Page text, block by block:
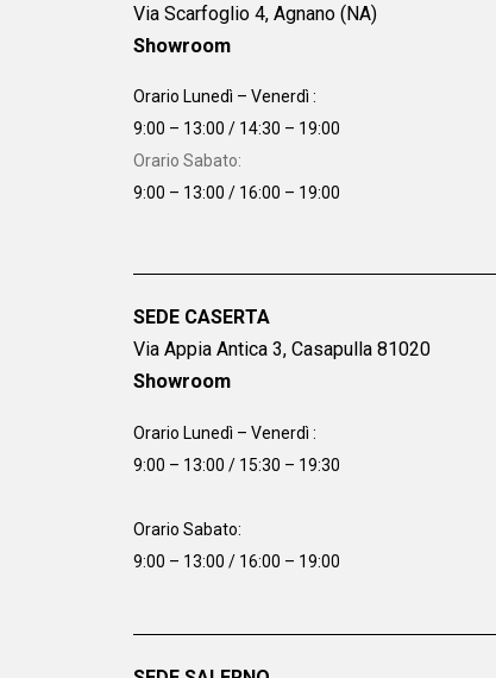
Via Scarfoglio 4, Agnano (NA)
Showroom
Orario Lunedì – Venerdì :
9:00 – 13:00 / 14:30 – 19:00
Orario Sabato:
9:00 – 13:00 / 16:00 – 19:00
SEDE CASERTA
Via Appia Antica 3, Casapulla 81020
Showroom
Orario Lunedì – Venerdì :
9:00 – 13:00 / 15:30 – 19:30
Orario Sabato:
9:00 – 13:00 / 16:00 – 19:00